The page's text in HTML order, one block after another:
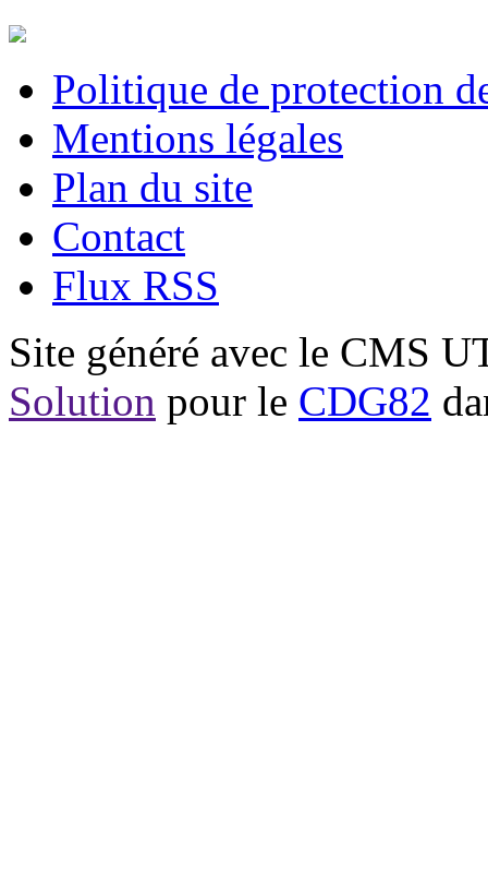
Politique de protection
Mentions légales
Plan du site
Contact
Flux RSS
Site généré avec le CMS
Solution pour le CDG82